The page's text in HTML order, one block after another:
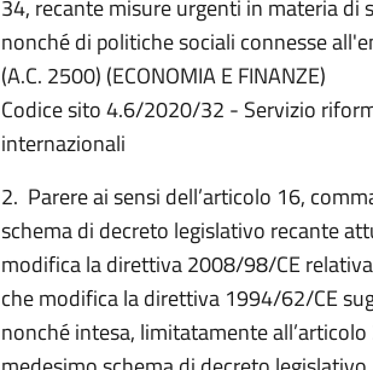
34, recante misure urgenti in materia di
nonché di politiche sociali connesse
(A.C. 2500) (ECONOMIA E FINANZE)
Codice sito 4.6/2020/32 - Servizio
internazionali
2. Parere ai sensi dell’articolo 16,
schema di decreto legislativo recante
modifica la direttiva 2008/98/CE
che modifica la direttiva 1994/62/CE
nonché intesa, limitatamente